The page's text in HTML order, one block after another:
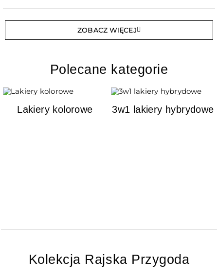
ZOBACZ WIĘCEJ
Polecane kategorie
Lakiery kolorowe 3w1 lakiery hybrydowe
Kolekcja Rajska Przygoda